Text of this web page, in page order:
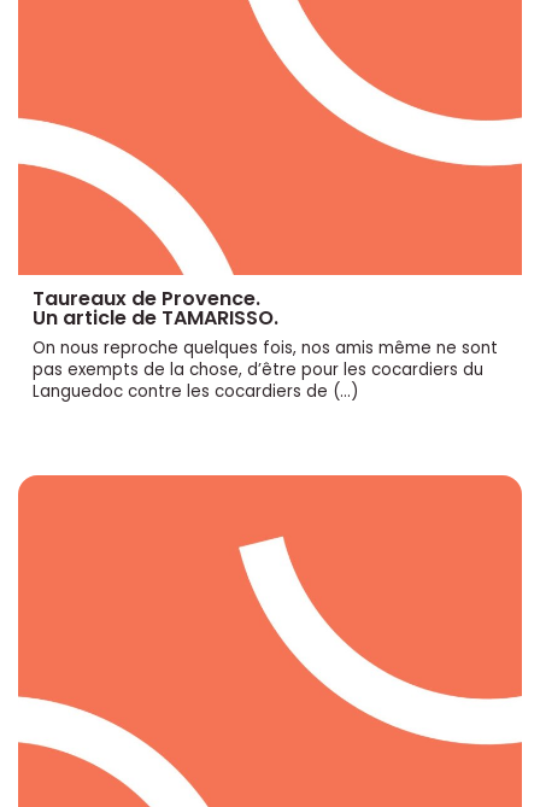
Taureaux de Provence.
Un article de TAMARISSO.
On nous reproche quelques fois, nos amis même ne sont
pas exempts de la chose, d’être pour les cocardiers du
Languedoc contre les cocardiers de (…)